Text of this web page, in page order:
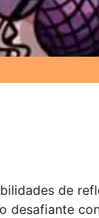
de
desafiante